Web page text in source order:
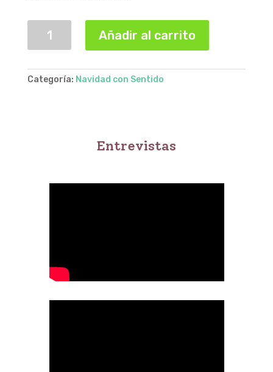
Chocolate
Añadir al carrito
Categoría: Navidad con Sentido
Entrevistas